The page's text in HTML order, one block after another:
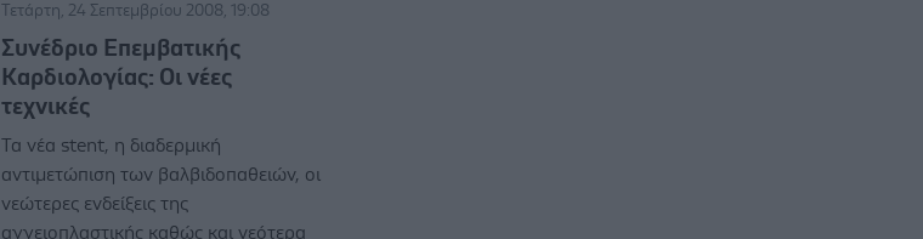
Τετάρτη, 24 Σεπτεμβρίου 2008, 19:08
Συνέδριο Επεμβατικής
Καρδιολογίας: Οι νέες
τεχνικές
Τα νέα stent, η διαδερμική
αντιμετώπιση των βαλβιδοπαθειών, οι
νεώτερες ενδείξεις της
αγγειοπλαστικής καθώς και νεότερα